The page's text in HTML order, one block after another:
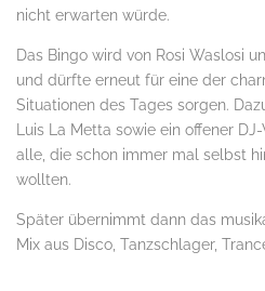
nicht erwarten würde.
Das Bingo wird von Rosi Waslosi
und dürfte erneut für eine der
Situationen des Tages sorgen.
Luis La Metta sowie ein offener
alle, die schon immer mal selbst
wollten.
Später übernimmt dann das
Mix aus Disco, Tanzschlager,